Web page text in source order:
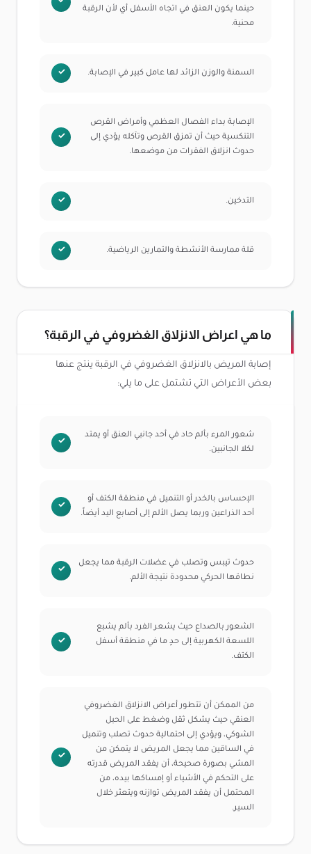
حينما يكون العنق في اتجاه الأسفل أي لأن الرقبة
محنية.
السمنة والوزن الزائد لها عامل كبير في الإصابة.
الإصابة بداء الفصال العظمي وأمراض القرص
التنكسية حيث أن تمزق القرص وتآكله يؤدي إلى
حدوث انزلاق الفقرات من موضعها.
التدخين.
قلة ممارسة الأنشطة والتمارين الرياضية.
ما هي اعراض الانزلاق الغضروفي في الرقبة؟
إصابة المريض بالانزلاق الغضروفي في الرقبة ينتج عنها
بعض الأعراض التي تشتمل على ما يلي:
شعور المرء بألم حاد في أحد جانبي العنق أو يمتد
لكلا الجانبين.
الإحساس بالخدر أو التنميل في منطقة الكتف أو
أحد الذراعين وربما يصل الألم إلى أصابع اليد أيضاً.
حدوث تيبس وتصلب في عضلات الرقبة مما يجعل
نطاقها الحركي محدودة نتيجة الألم.
الشعور بالصداع حيث يشعر الفرد بألم يشبع
اللسعة الكهربية إلى حدٍ ما في منطقة أسفل
الكتف.
من الممكن أن تتطور أعراض الانزلاق الغضروفي
العنقي حيث يشكل ثقل وضغط على الحبل
الشوكي، ويؤدي إلى احتمالية حدوث تصلب وتنميل
في الساقين مما يجعل المريض لا يتمكن من
المشي بصورة صحيحة، أن يفقد المريض قدرته
على التحكم في الأشياء أو إمساكها بيده، من
المحتمل أن يفقد المريض توازنه ويتعثر خلال
السير.